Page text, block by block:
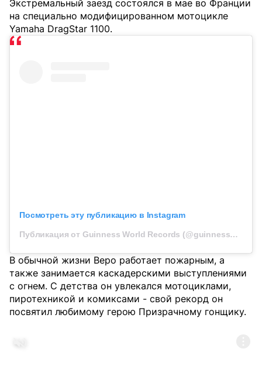
Экстремальный заезд состоялся в мае во Франции
на специально модифицированном мотоцикле
Yamaha DragStar 1100.
Посмотреть эту публикацию в Instagram
Публикация от Guinness World Records (@guinnessworldrecords)
В обычной жизни Веро работает пожарным, а
также занимается каскадерскими выступлениями
с огнем. С детства он увлекался мотоциклами,
пиротехникой и комиксами - свой рекорд он
посвятил любимому герою Призрачному гонщику.